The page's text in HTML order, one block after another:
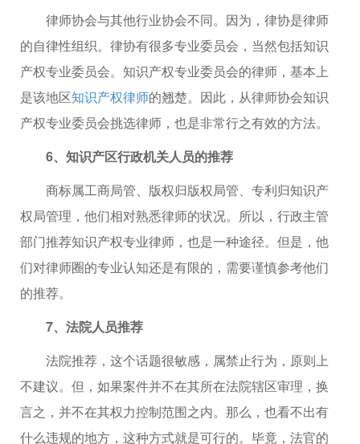
律师协会与其他行业协会不同。因为，律协是律师
的自律性组织。律协有很多专业委员会，当然包括知识
产权专业委员会。知识产权专业委员会的律师，基本上
是该地区知识产权律师的翘楚。因此，从律师协会知识
产权专业委员会挑选律师，也是非常行之有效的方法。
6、知识产区行政机关人员的推荐
商标属工商局管、版权归版权局管、专利归知识产
权局管理，他们相对熟悉律师的状况。所以，行政主管
部门推荐知识产权专业律师，也是一种途径。但是，他
们对律师圈的专业认知还是有限的，需要谨慎参考他们
的推荐。
7、法院人员推荐
法院推荐，这个话题很敏感，属禁止行为，原则上
不建议。但，如果案件并不在其所在法院辖区审理，换
言之，并不在其权力控制范围之内。那么，也看不出有
什么违规的地方，这种方式就是可行的。毕竟，法官的